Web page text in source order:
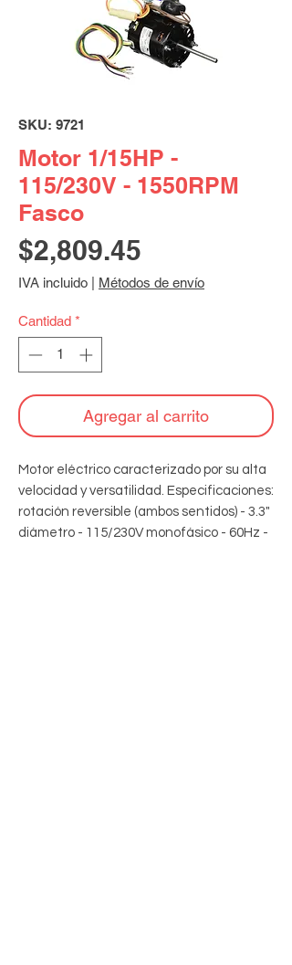
SKU: 9721
Motor 1/15HP -
115/230V - 1550RPM
Fasco
$2,809.45
IVA incluido Métodos de envío
Cantidad *
Agregar al carrito
Motor eléctrico caracterizado por su alta
velocidad y versatilidad. Especificaciones:
rotación reversible (ambos sentidos) - 3.3"
diámetro - 115/230V monofásico - 60Hz -